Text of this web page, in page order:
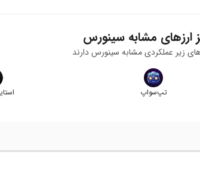
ارزهای مشابهسینورس
زیر عملکردی مشابه سینورسدارند
تپ‌سواپ